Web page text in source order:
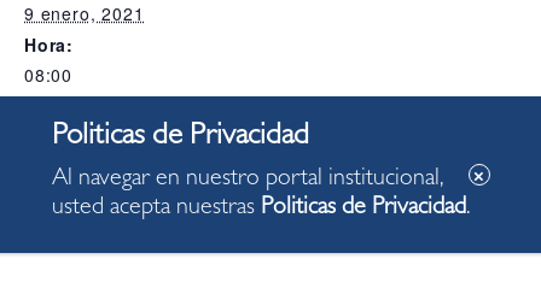
9 enero, 2021
Hora:
08:00
Alcaldia
Al navegar en nuestro portal institucional,
usted acepta nuestras Politicas de Privacidad.